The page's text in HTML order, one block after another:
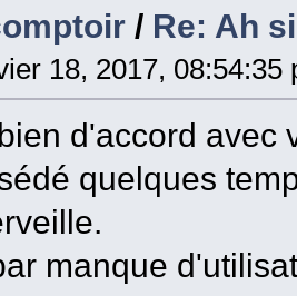
/ Re: Ah
18, 2017, 08:54:35
d'accord avec
quelques
manque